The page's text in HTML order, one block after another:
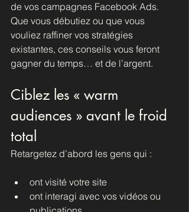
de vos campagnes Facebook Ads.
Que vous débutiez ou que vous
vouliez raffiner vos stratégies
existantes, ces conseils vous feront
gagner du temps… et de l’argent.
Ciblez les « warm
audiences » avant le froid
total
Retargetez d’abord les gens qui :
ont visité votre site
ont interagi avec vos vidéos ou